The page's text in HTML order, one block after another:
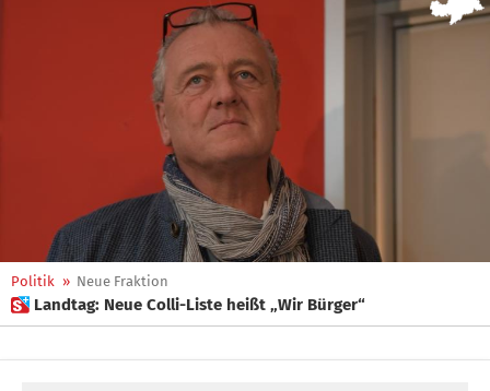
Politik » Neue Fraktion
 Landtag: Neue Colli-Liste heißt „Wir Bürger“